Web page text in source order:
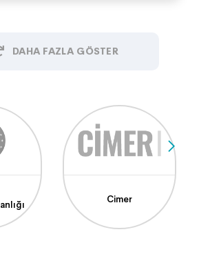
DAHA FAZLA GÖSTER
Cimer